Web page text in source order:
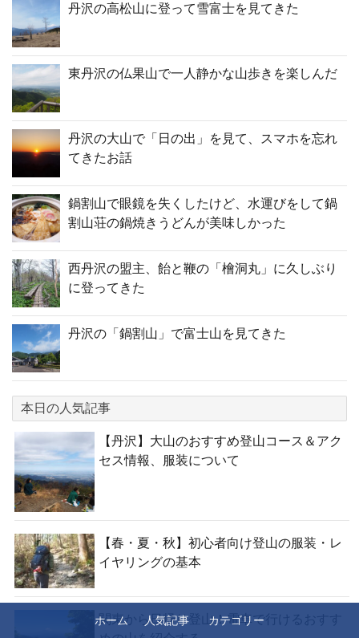
丹沢の高松山に登って雪富士を見てきた
東丹沢の仏果山で一人静かな山歩きを楽しんだ
丹沢の大山で「日の出」を見て、スマホを忘れ
てきたお話
鍋割山で眼鏡を失くしたけど、水運びをして鍋
割山荘の鍋焼きうどんが美味しかった
西丹沢の盟主、飴と鞭の「檜洞丸」に久しぶり
に登ってきた
丹沢の「鍋割山」で富士山を見てきた
本日の人気記事
【丹沢】大山のおすすめ登山コース＆アク
セス情報、服装について
【春・夏・秋】初心者向け登山の服装・レ
イヤリングの基本
関東から日帰り登山！電車で行けるおすす
ホーム 人気記事 カテゴリー